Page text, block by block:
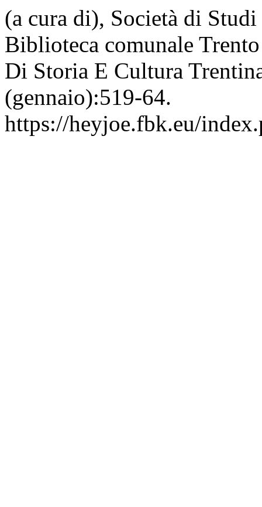
(a cura di), Società di
Biblioteca comunale
Di Storia E Cultura
(gennaio):519-64.
https://heyjoe.fbk.eu/